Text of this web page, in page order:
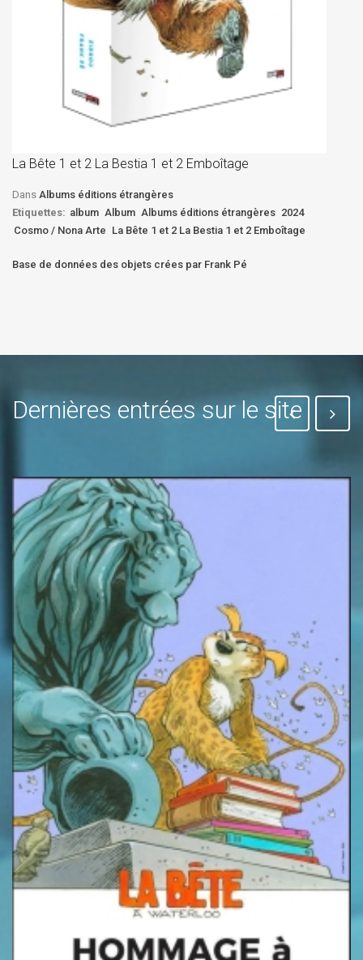
La Bête 1 et 2 La Bestia 1 et 2 Emboîtage
Dans Albums éditions étrangères
Etiquettes: album Album Albums éditions étrangères 2024
Cosmo / Nona Arte La Bête 1 et 2 La Bestia 1 et 2 Emboîtage
Base de données des objets crées par Frank Pé
Dernières entrées sur le site